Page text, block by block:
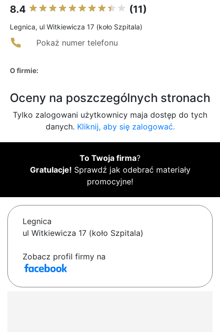
8.4 (11)
Legnica, ul Witkiewicza 17 (koło Szpitala)
Pokaż numer telefonu
O firmie:
Oceny na poszczególnych stronach
Tylko zalogowani użytkownicy maja dostęp do tych
danych. Kliknij, aby się zalogować.
To Twoja firma?
Gratulacje! Sprawdź jak odebrać materiały
promocyjne!
Legnica
ul Witkiewicza 17 (koło Szpitala)
Zobacz profil firmy na